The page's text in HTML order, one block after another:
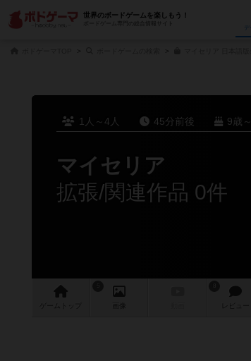
世界のボードゲームを楽しもう！
ボードゲーム専門の総合情報サイト
1人～4人 45分前後 9歳～
マイセリア
拡張/関連作品 0件
ゲーム 画像 レビュー